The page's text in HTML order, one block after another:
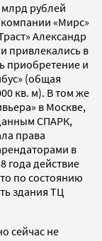
млрд рублей
«Мирс»
Александр
привлекались в
приобретение и
(общая
кв. м). В том же
в Москве,
СПАРК,
права
в
года действие
по состоянию
здания ТЦ
сейчас не